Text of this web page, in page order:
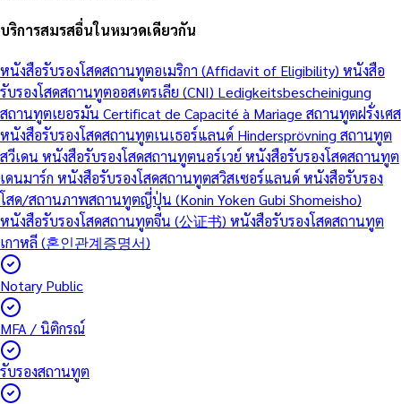
บริการสมรสอื่นในหมวดเดียวกัน
หนังสือรับรองโสดสถานทูตอเมริกา (Affidavit of Eligibility) หนังสือ
รับรองโสดสถานทูตออสเตรเลีย (CNI) Ledigkeitsbescheinigung
สถานทูตเยอรมัน Certificat de Capacité à Mariage สถานทูตฝรั่งเศส
หนังสือรับรองโสดสถานทูตเนเธอร์แลนด์ Hindersprövning สถานทูต
สวีเดน หนังสือรับรองโสดสถานทูตนอร์เวย์ หนังสือรับรองโสดสถานทูต
เดนมาร์ก หนังสือรับรองโสดสถานทูตสวิสเซอร์แลนด์ หนังสือรับรอง
โสด/สถานภาพสถานทูตญี่ปุ่น (Konin Yoken Gubi Shomeisho)
หนังสือรับรองโสดสถานทูตจีน (公证书) หนังสือรับรองโสดสถานทูต
เกาหลี (혼인관계증명서)
Notary Public
MFA / นิติกรณ์
รับรองสถานทูต